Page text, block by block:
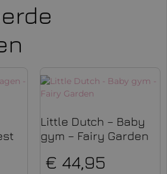
Little Dutch – Baby
gym – Fairy Garden
€ 44,95